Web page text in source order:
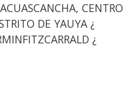
CENTRO
DE YAUYA ¿
¿